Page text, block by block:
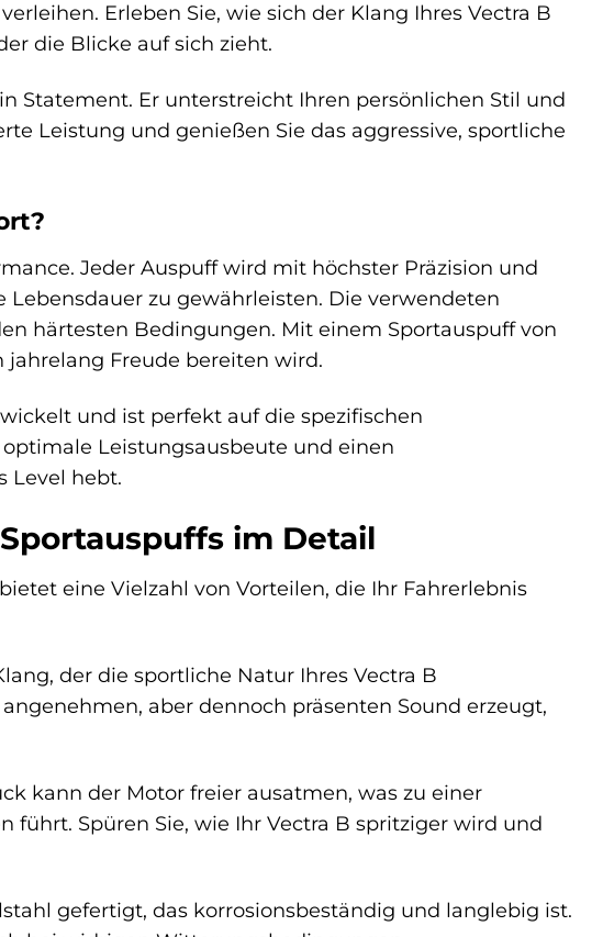
Erleben Sie, wie sich der Klang Ihres Vectra B
die Blicke auf sich zieht.
Statement. Er unterstreicht Ihren persönlichen Stil und
Leistung und genießen Sie das aggressive, sportliche
Jeder Auspuff wird mit höchster Präzision und
zu gewährleisten. Die verwendeten
härtesten Bedingungen. Mit einem Sportauspuff von
jahrelang Freude bereiten wird.
und ist perfekt auf die spezifischen
Leistungsausbeute und einen
Level hebt.
im Detail
eine Vielzahl von Vorteilen, die Ihr Fahrerlebnis
der die sportliche Natur Ihres Vectra B
aber dennoch präsenten Sound erzeugt,
kann der Motor freier ausatmen, was zu einer
Spüren Sie, wie Ihr Vectra B spritziger wird und
gefertigt, das korrosionsbeständig und langlebig ist.